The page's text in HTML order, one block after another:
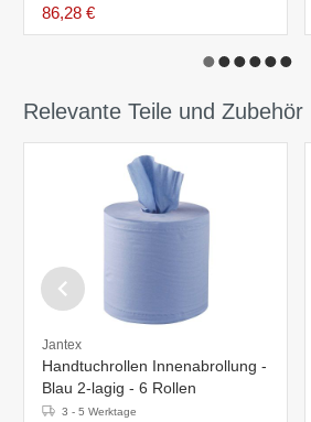
86,28 €
Relevante Teile und Zubehör
Jantex
Handtuchrollen Innenabrollung -
Blau 2-lagig - 6 Rollen
3 - 5 Werktage